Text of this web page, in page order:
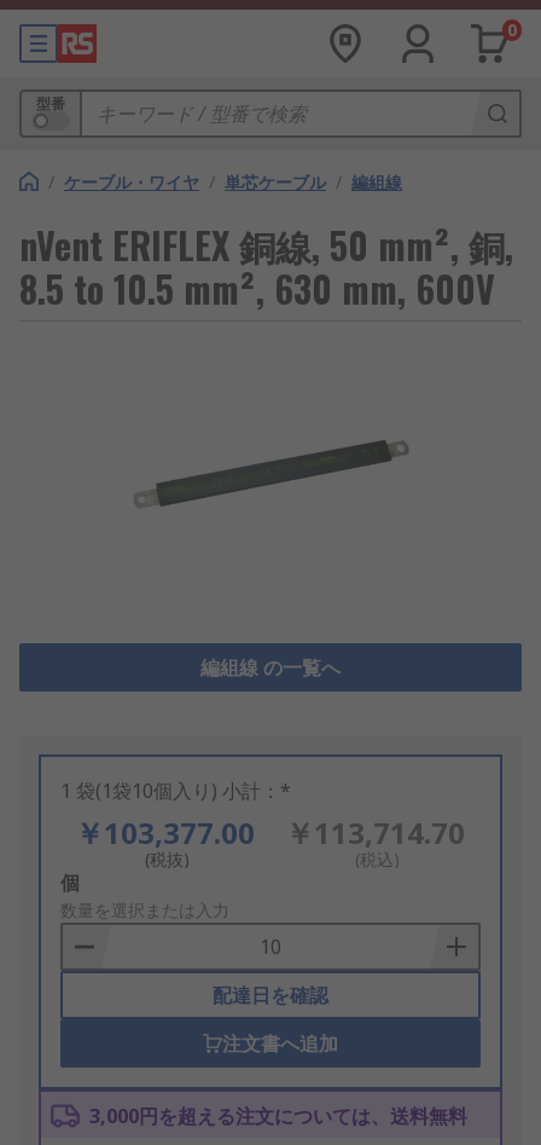
0
型番
/ ケーブル・ワイヤ / 単芯ケーブル / 編組線
nVent ERIFLEX 銅線, 50 mm², 銅,
8.5 to 10.5 mm², 630 mm, 600V
編組線 の一覧へ
1 袋(1袋10個入り) 小計：*
￥103,377.00
(税抜)
￥113,714.70
(税込)
Add
to
Basket
個
数量を選択または入力
配達日を確認
注文書へ追加
3,000円を超える注文については、送料無料